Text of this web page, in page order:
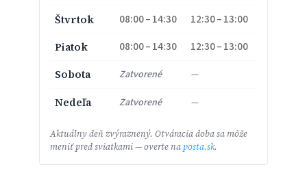
Štvrtok 08:00 – 14:30 12:30 – 13:00
Piatok 08:00 – 14:30 12:30 – 13:00
Sobota Zatvorené —
Nedeľa Zatvorené —
Aktuálny deň zvýraznený. Otváracia doba sa môže
meniť pred sviatkami — overte naposta.sk.